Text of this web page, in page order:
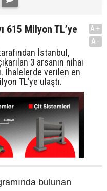
615 Milyon TL’ye
İstanbul,
3 arsanın nihai
İhalelerde verilen en
TL’ye ulaştı.
A+
A-
bulunan